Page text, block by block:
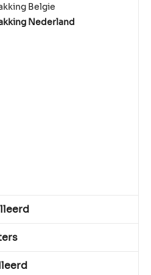
Belgie
Nederland